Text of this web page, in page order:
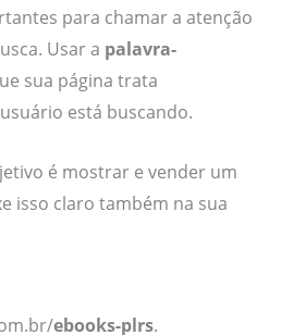
para chamar a atenção
Usar a palavra-
sua página trata
está buscando.
é mostrar e vender um
isso claro também na sua
ebooks-plrs.